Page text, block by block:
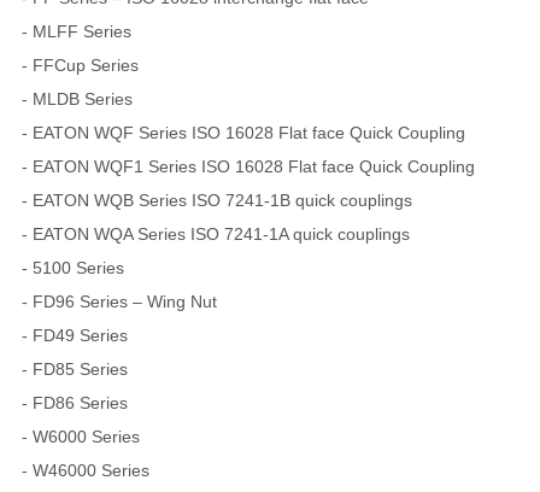
- MLFF Series
- FFCup Series
- MLDB Series
- EATON WQF Series ISO 16028 Flat face Quick Coupling
- EATON WQF1 Series ISO 16028 Flat face Quick Coupling
- EATON WQB Series ISO 7241-1B quick couplings
- EATON WQA Series ISO 7241-1A quick couplings
- 5100 Series
- FD96 Series – Wing Nut
- FD49 Series
- FD85 Series
- FD86 Series
- W6000 Series
- W46000 Series